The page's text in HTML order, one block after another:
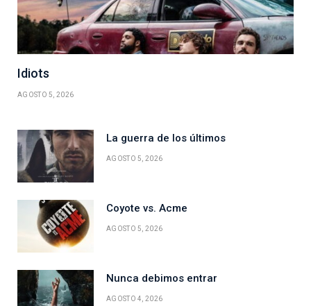
Idiots
AGOSTO 5, 2026
La guerra de los últimos
AGOSTO 5, 2026
Coyote vs. Acme
AGOSTO 5, 2026
Nunca debimos entrar
AGOSTO 4, 2026